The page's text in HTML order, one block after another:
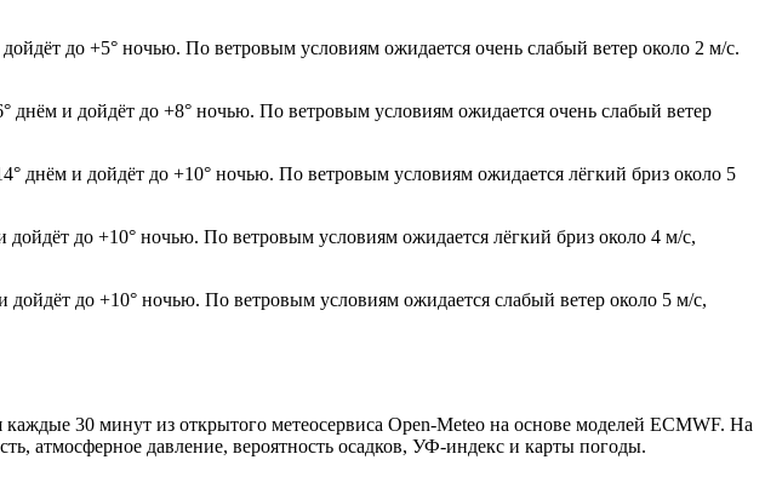
до +5° ночью. По ветровым условиям ожидается очень слабый ветер около 2 м/с.
днём и дойдёт до +8° ночью. По ветровым условиям ожидается очень слабый ветер
днём и дойдёт до +10° ночью. По ветровым условиям ожидается лёгкий бриз около 5
до +10° ночью. По ветровым условиям ожидается лёгкий бриз около 4 м/с,
дойдёт до +10° ночью. По ветровым условиям ожидается слабый ветер около 5 м/с,
30 минут из открытого метеосервиса Open-Meteo на основе моделей ECMWF. На
атмосферное давление, вероятность осадков, УФ-индекс и карты погоды.